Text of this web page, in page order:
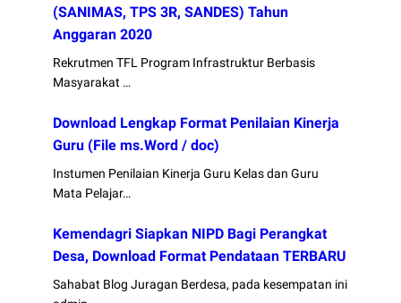
(SANIMAS, TPS 3R, SANDES) Tahun
Anggaran 2020
Rekrutmen TFL Program Infrastruktur Berbasis
Masyarakat …
Download Lengkap Format Penilaian Kinerja
Guru (File ms.Word / doc)
Instumen Penilaian Kinerja Guru Kelas dan Guru
Mata Pelajar…
Kemendagri Siapkan NIPD Bagi Perangkat
Desa, Download Format Pendataan TERBARU
Sahabat Blog Juragan Berdesa, pada kesempatan ini